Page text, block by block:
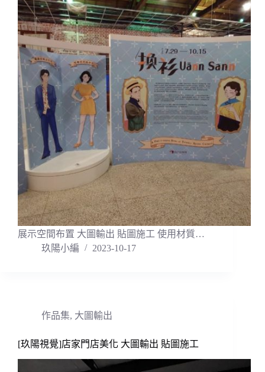
展示空間布置 大圖輸出 貼圖施工 使用材質…
玖陽小編
2023-10-17
作品集, 大圖輸出
[玖陽視覺]店家門店美化 大圖輸出 貼圖施工